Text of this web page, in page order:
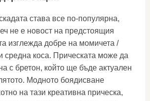
става все по-популярна,
не е новост на предстоящия
изглежда добре на момичета /
средна коса. Прическата може да
с бретон, който ще бъде актуален
Модното боядисване
на тази креативна прическа,